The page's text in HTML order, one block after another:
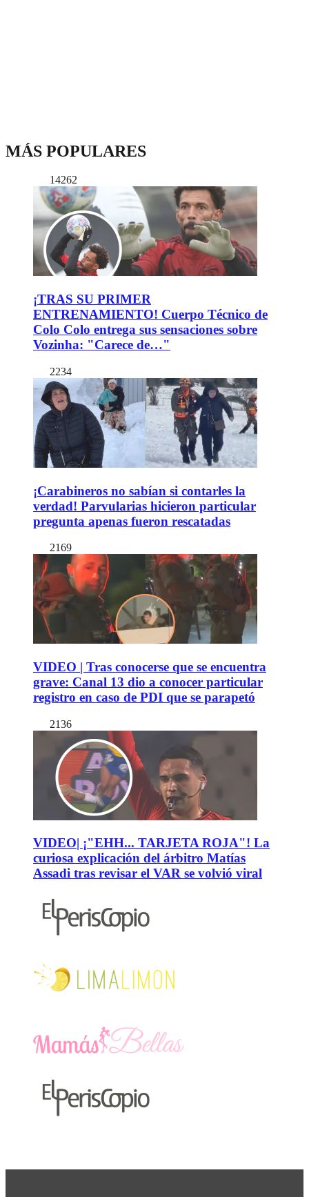
MÁS POPULARES
14262
¡TRAS SU PRIMER
ENTRENAMIENTO! Cuerpo Técnico de
Colo Colo entrega sus sensaciones sobre
Vozinha: "Carece de…"
2234
¡Carabineros no sabían si contarles la
verdad! Parvularias hicieron particular
pregunta apenas fueron rescatadas
2169
VIDEO | Tras conocerse que se encuentra
grave: Canal 13 dio a conocer particular
registro en caso de PDI que se parapetó
2136
VIDEO| ¡"EHH... TARJETA ROJA"! La
curiosa explicación del árbitro Matías
Assadi tras revisar el VAR se volvió viral